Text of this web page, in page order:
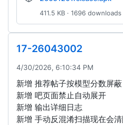
411.5 KB · 1696 downloads
17-26043002
4/30/2026, 6:10:34 PM
新增 推荐帖子按模型分数屏蔽
新增 吧页面禁止自动展开
新增 输出详细日志
新增 手动反混淆扫描现在会